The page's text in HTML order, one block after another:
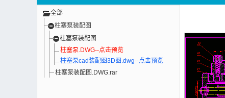
全部
柱塞泵装配图
柱塞泵装配图
柱塞泵.DWG--点击预览
柱塞泵cad装配图3D图.dwg--点击预览
柱塞泵装配图.DWG.rar